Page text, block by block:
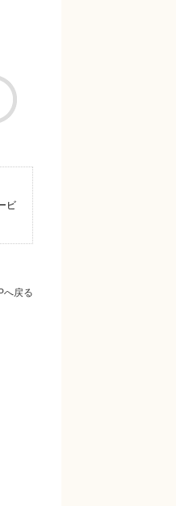
ビ
へ戻る